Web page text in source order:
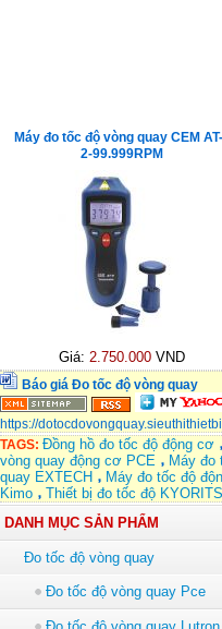
Máy đo tốc độ vòng quay CEM
2-99.999RPM
Giá: 2.750.000 VND
Báo giá Đo tốc độ vòng quay
https://
TAGS: Đồng hồ đo tốc độ động cơ
vòng quay động cơ PCE
Máy đo
quay EXTECH
Máy đo tốc độ
Kimo
Thiết bị đo tốc độ
DANH MỤC SẢN PHẨM
Đo tốc độ vòng quay
Đo tốc độ vòng quay Pce